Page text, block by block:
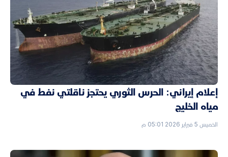
إعلام إيراني: الحرس الثوري يحتجز ناقلتي نفط في
مياه الخليج
الخميس 5 فبراير 2026 05:01 م